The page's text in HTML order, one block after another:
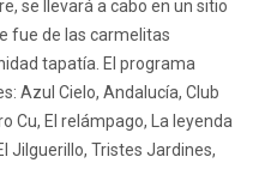
se llevará a cabo en un sitio
fue de las carmelitas
tapatía. El programa
Azul Cielo, Andalucía, Club
Cu, El relámpago, La leyenda
Jilguerillo, Tristes Jardines,